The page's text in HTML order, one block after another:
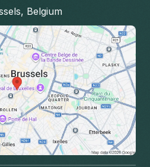
Belgium